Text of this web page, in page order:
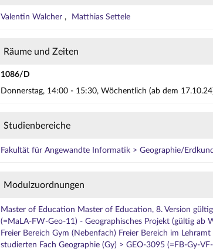
Valentin Walcher Matthias Settele
Räume und Zeiten
1086/D
Donnerstag, 14:00 - 15:30, Wöchentlich (ab dem
Studienbereiche
Fakultät für Angewandte Informatik > Geographie/
Modulzuordnungen
Master of Education Master of Education, 8. Version
(=MaLA-FW-Geo-11) - Geographisches Projekt (gültig ab
Freier Bereich Gym (Nebenfach) Freier Bereich im
studierten Fach Geographie (Gy) > GEO-3095 (=FB-Gy-